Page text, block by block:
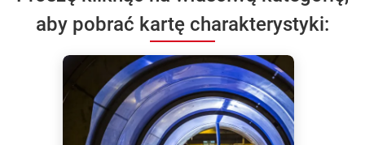
aby pobrać kartę charakterystyki: